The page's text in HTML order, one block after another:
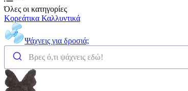
Όλες οι κατηγορίες
Κορεάτικα Καλλυντικά
Ψάχνεις για δροσιά;